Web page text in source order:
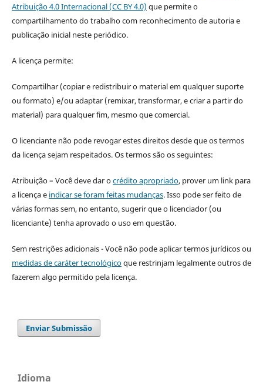
Atribuição 4.0 Internacional (CC BY 4.0) que permite o
compartilhamento do trabalho com reconhecimento de autoria e
publicação inicial neste periódico.
A licença permite:
Compartilhar (copiar e redistribuir o material em qualquer suporte
ou formato) e/ou adaptar (remixar, transformar, e criar a partir do
material) para qualquer fim, mesmo que comercial.
O licenciante não pode revogar estes direitos desde que os termos
da licença sejam respeitados. Os termos são os seguintes:
Atribuição – Você deve dar ocrédito apropriado, prover um link para
a licença e indicar se foram feitas mudanças. Isso pode ser feito de
várias formas sem, no entanto, sugerir que o licenciador (ou
licenciante) tenha aprovado o uso em questão.
Sem restrições adicionais - Você não pode aplicar termos jurídicos ou
medidas de caráter tecnológicoque restrinjam legalmente outros de
fazerem algo permitido pela licença.
Enviar Submissão
Idioma